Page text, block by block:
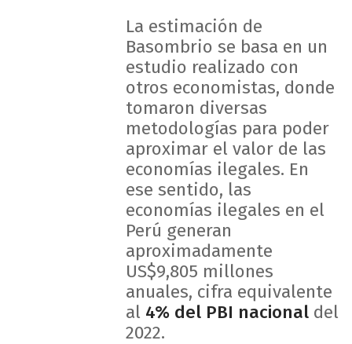
La estimación de
Basombrio se basa en un
estudio realizado con
otros economistas, donde
tomaron diversas
metodologías para poder
aproximar el valor de las
economías ilegales. En
ese sentido, las
economías ilegales en el
Perú generan
aproximadamente
US$9,805 millones
anuales, cifra equivalente
al 4% del PBI nacional del
2022.